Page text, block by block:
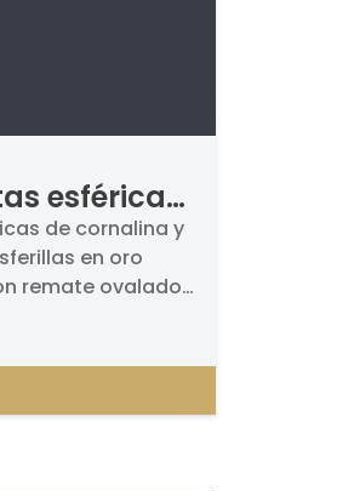
esféricas
con
en oro
de cornalina y
en oro
remate ovalado